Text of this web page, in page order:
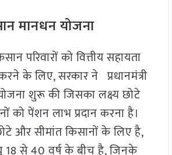
मानधन योजना
परिवारों को वित्तीय सहायता
के लिए, सरकार ने प्रधानमंत्री
शुरू की जिसका लक्ष्य छोटे
को पेंशन लाभ प्रदान करना है।
और सीमांत किसानों के लिए है,